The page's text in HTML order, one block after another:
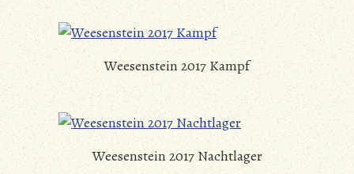
Weesenstein 2017 Kampf
Weesenstein 2017 Nachtlager